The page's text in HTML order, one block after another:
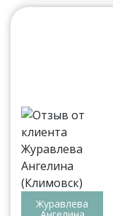
Журавлева